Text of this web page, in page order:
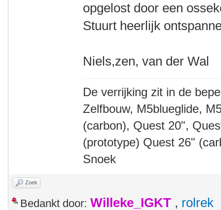
opgelost door een
Stuurt heerlijk
Niels,zen, van der Wal
De verrijking zit in de
Zelfbouw, M5blueglide,
(carbon), Quest 20",
(prototype) Quest 26"
Snoek
Zoek
Bedankt door: Willeke_IGKT , rolrek